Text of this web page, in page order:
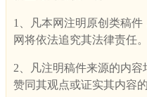
1、凡本网注明原创类稿
网将依法追究其法律责任。
2、凡注明稿件来源的内
赞同其观点或证实其内容的